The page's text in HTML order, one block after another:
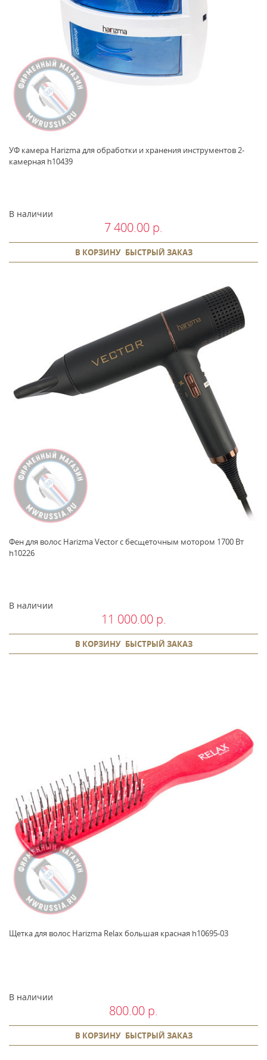
УФ камера Harizma для обработки и хранения инструментов 2-
камерная h10439
В наличии
7 400.00 р.
В КОРЗИНУ БЫСТРЫЙ ЗАКАЗ
Фен для волос Harizma Vector с бесщеточным мотором 1700 Вт
h10226
В наличии
11 000.00 р.
В КОРЗИНУ БЫСТРЫЙ ЗАКАЗ
Щетка для волос Harizma Relax большая красная h10695-03
В наличии
800.00 р.
В КОРЗИНУ БЫСТРЫЙ ЗАКАЗ